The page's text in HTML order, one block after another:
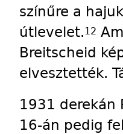
színűre a
útlevelet.12
Breitscheid
elvesztették.
1931 derekán
16-án pedig